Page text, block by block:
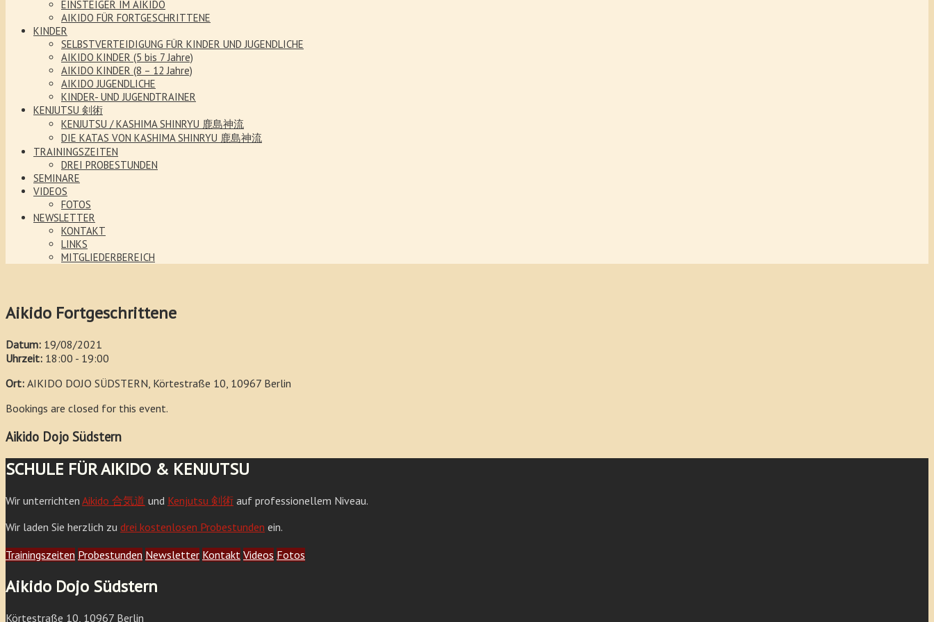
EINSTEIGER IM AIKIDO
AIKIDO FÜR FORTGESCHRITTENE
KINDER
SELBSTVERTEIDIGUNG FÜR KINDER UND JUGENDLICHE
AIKIDO KINDER (5 bis 7 Jahre)
AIKIDO KINDER (8 – 12 Jahre)
AIKIDO JUGENDLICHE
KINDER- UND JUGENDTRAINER
KENJUTSU 剣術
KENJUTSU / KASHIMA SHINRYU 鹿島神流
DIE KATAS VON KASHIMA SHINRYU 鹿島神流
TRAININGSZEITEN
DREI PROBESTUNDEN
SEMINARE
VIDEOS
FOTOS
NEWSLETTER
KONTAKT
LINKS
MITGLIEDERBEREICH
Aikido Fortgeschrittene
Datum: 19/08/2021
Uhrzeit: 18:00 - 19:00
Ort: AIKIDO DOJO SÜDSTERN, Körtestraße 10, 10967 Berlin
Bookings are closed for this event.
Aikido Dojo Südstern
SCHULE FÜR AIKIDO & KENJUTSU
Wir unterrichten Aikido 合気道 und Kenjutsu 剣術 auf professionellem Niveau.
Wir laden Sie herzlich zu drei kostenlosen Probestunden ein.
Trainingszeiten Probestunden Newsletter Kontakt Videos Fotos
Aikido Dojo Südstern
Körtestraße 10, 10967 Berlin